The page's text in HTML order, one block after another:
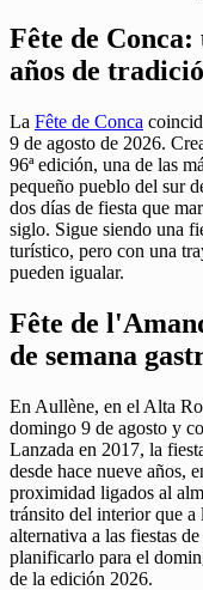
Fête de
años de
La Fête de Conca
9 de agosto de 2026.
96ª edición, una de las
pequeño pueblo del sur
dos días de fiesta que
siglo. Sigue siendo una
turístico, pero con una
pueden igualar.
Fête de
de semana
En Aullène, en el Alta
domingo 9 de agosto y
Lanzada en 2017, la
desde hace nueve años,
proximidad ligados al
tránsito del interior que a
alternativa a las fiestas
planificarlo para el
de la edición 2026.